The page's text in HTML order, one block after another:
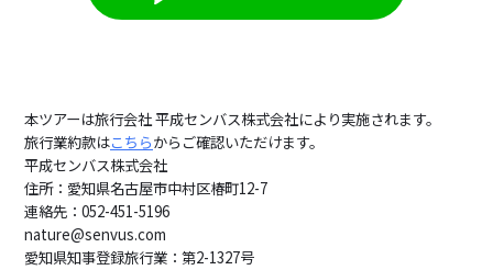
本ツアーは旅行会社 平成センバス株式会社により実施されます。
旅行業約款はこちらからご確認いただけます。
平成センバス株式会社
住所：愛知県名古屋市中村区椿町12-7
連絡先：052-451-5196
nature@senvus.com
愛知県知事登録旅行業：第2-1327号